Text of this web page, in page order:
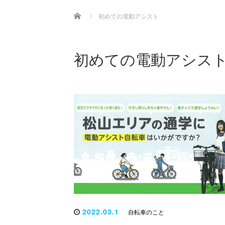
Home 初めての電動アシスト
初めての電動アシス
2022.03.1 自転車のこと